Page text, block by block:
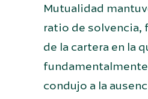
Mutualidad
ratio de solvencia,
de la cartera en la
condujo a la